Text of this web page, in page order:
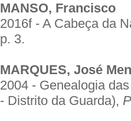
MANSO, Francisco
2016f - A Cabeça da
p. 3.
MARQUES, José
2004 - Genealogia
- Distrito da Guarda),